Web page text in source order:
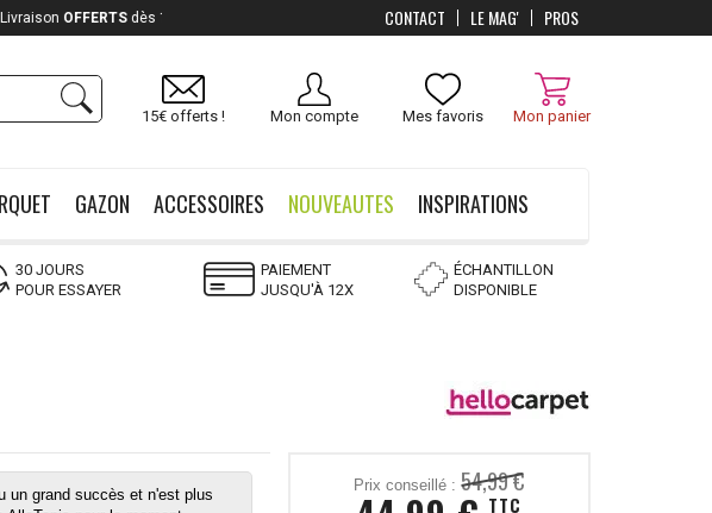
Mon panier
Mes favoris
Mon compte
15€ offerts !
GAZON ACCESSOIRES NOUVEAUTES INSPIRATIONS
30 JOURS
POUR ESSAYER
PAIEMENT
JUSQU'À 12X
ÉCHANTILLON
DISPONIBLE
un grand succès et n'est plus
Prix conseillé :54,99 €
TTC
PROS
LE MAG'
CONTACT
OFFERTSdès 100 €